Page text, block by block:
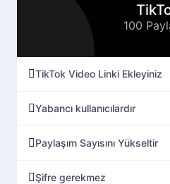
100
TikTok Video Linki Ekleyiniz
Yabancı kullanıcılardır
Paylaşım Sayısını Yükseltir
Şifre gerekmez